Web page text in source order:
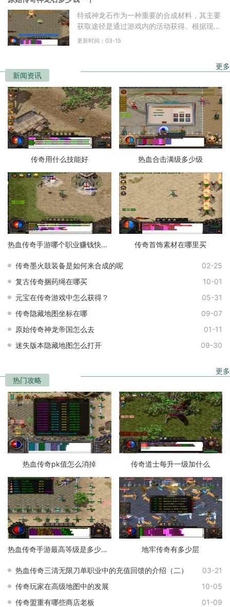
特戒神龙石作为一种重要的合成材料，其主要
获取途径是通过游戏内的活动获得。根据现有
信息，玩家通常可以在金叶子商店中兑换特戒
更新时间：03-15
新闻资讯
更多
传奇用什么技能好 热血合击满级多少级
热血传奇手游哪个职业赚钱快一点 传奇首饰素材在哪里买
传奇墨火鼓装备是如何来合成的呢
02-25
复古传奇捆药绳在哪买
10-01
元宝在传奇游戏中怎么获得？
05-31
传奇隐藏地图坐标在哪
09-07
原始传奇神龙帝国怎么去
01-11
迷失版本隐藏地图怎么打开
09-30
热门攻略
更多
热血传奇pk值怎么消掉 传奇道士每升一级加什么
热血传奇手游最高等级是多少级的 地牢传奇有多少层
热血传奇三清无限刀单职业中的充值回馈的介绍（二）
03-21
传奇玩家在高级地图中的发展
10-05
传奇盟重有哪些商店老板
01-09